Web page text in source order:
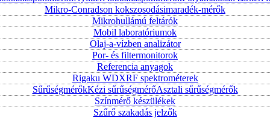
Mikro-Conradson kokszosodásimaradék-mérők
Mikrohullámú feltárók
Mobil laboratóriumok
Olaj-a-vízben analizátor
Por- és filtermonitorok
Referencia anyagok
Rigaku WDXRF spektrométerek
SűrűségmérőkKézi sűrűségmérőAsztali sűrűségmérők
Színmérő készülékek
Szűrő szakadás jelzők